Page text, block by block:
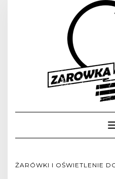
ŻARÓWKI I OŚWIETLENIE